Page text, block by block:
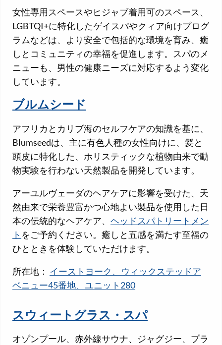
女性専用スペースやヒジャブ着用可のスペース、
LGBTQI+に特化したゲイスパやクィア向けプログ
ラムなどは、より安全で包括的な環境を育み、癒
しとコミュニティの幸福を促進します。スパのメ
ニューも、男性の健康ニーズに対応するよう変化
しています。
ブルムシード
アフリカとカリブ海のセルフケアの知識を基に、
Blumseedは、主に有色人種の女性向けに、髪と
頭皮に特化した、ホリスティックな植物由来で動
物実験を行わない天然製品を開発しています。
アーユルヴェーダのヘアケアに影響を受けた、天
然由来で栄養豊富かつ心地よい製品を使用した日
本の伝統的なヘアケア、 ヘッドスパトリートメン
ト をご予約ください。癒しと五感を満たす至福の
ひとときを体験していただけます。
所在地： イーストヨーク、ウィックステッドア
ベニュー45番地、ユニット280
スウィートグラス・スパ
オゾンプール、赤外線サウナ、ジャグジー、プラ